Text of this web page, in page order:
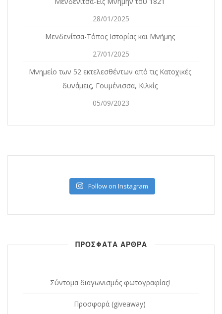
28/01/2025
Μενδενίτσα-Τόπος Ιστορίας και Μνήμης
27/01/2025
Mνημείο των 52 εκτελεσθέντων από τις Κατοχικές
δυνάμεις, Γουμένισσα, Κιλκίς
05/09/2023
Follow on Instagram
ΠΡΟΣΦΑΤΑ ΑΡΘΡΑ
Σύντομα διαγωνισμός φωτογραφίας!
Προσφορά (giveaway)